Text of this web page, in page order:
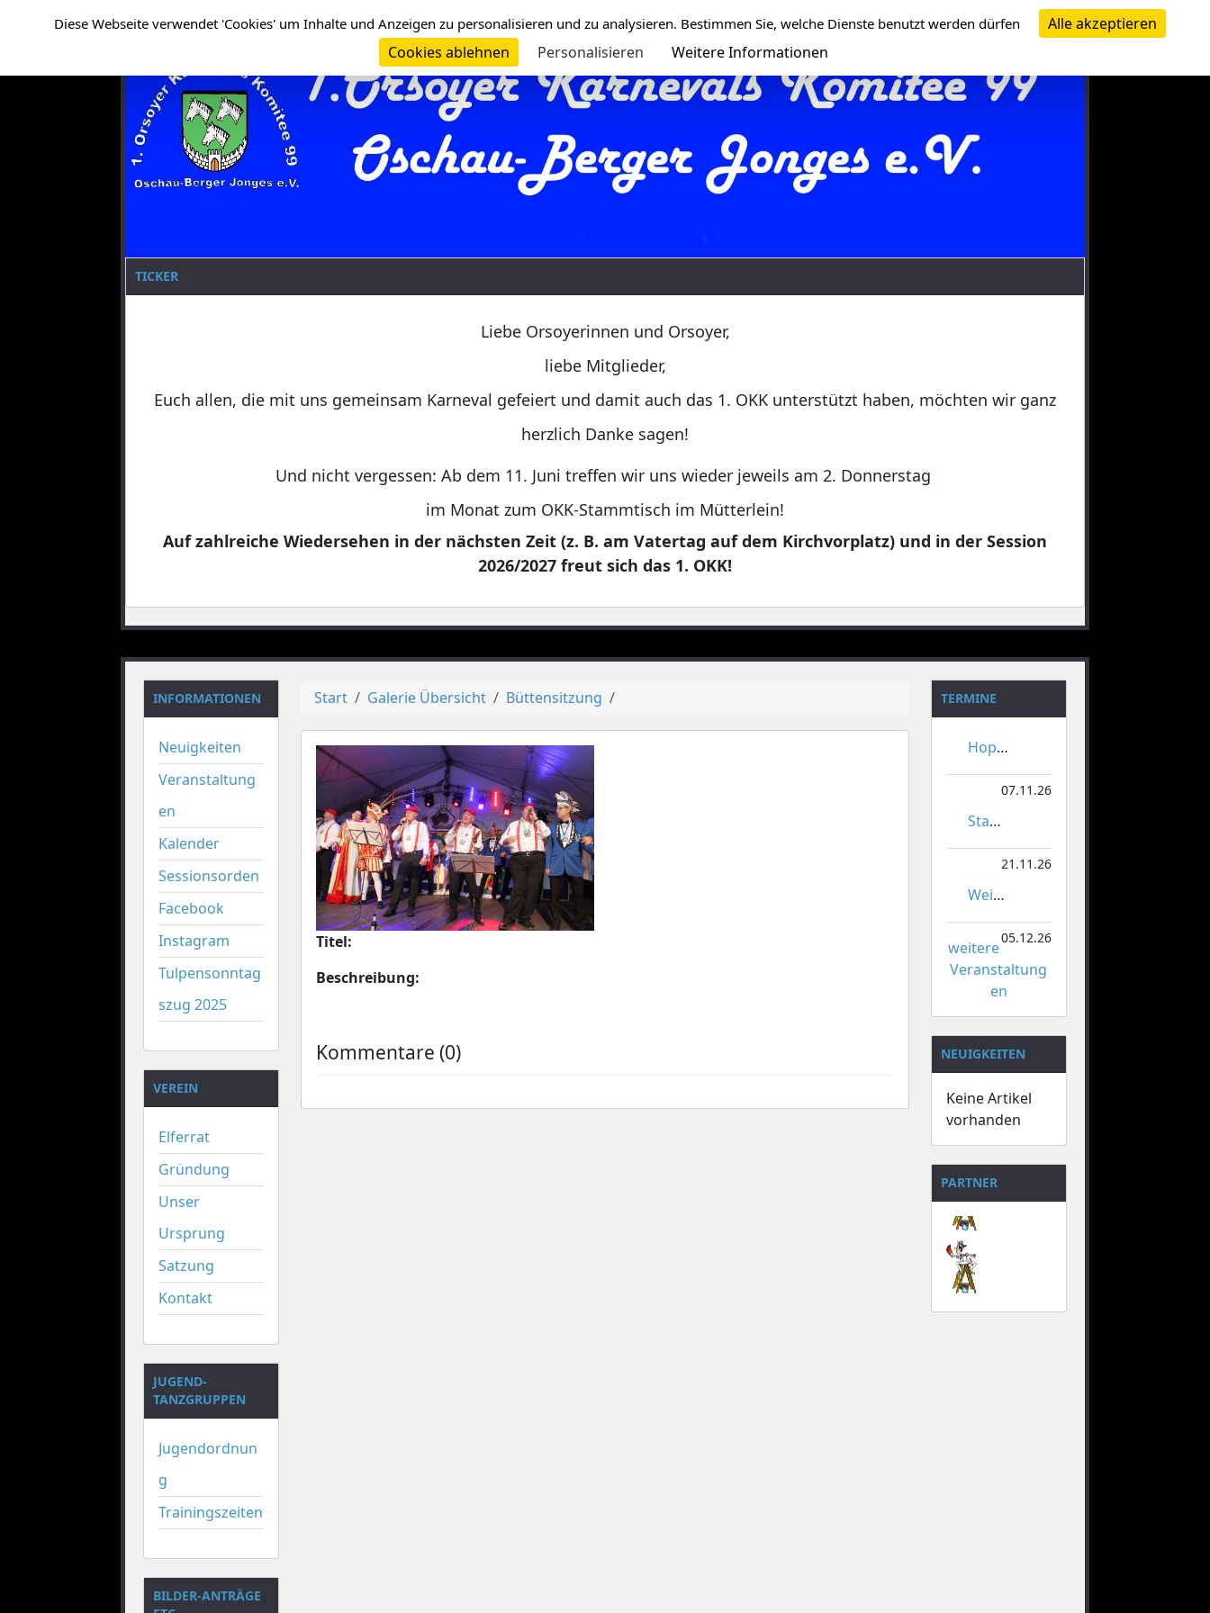
TICKER
Liebe Orsoyerinnen und Orsoyer,
liebe Mitglieder,
Euch allen, die mit uns gemeinsam Karneval gefeiert und damit auch das 1. OKK unterstützt haben, möchten wir ganz
herzlich Danke sagen!
Und nicht vergessen: Ab dem 11. Juni treffen wir uns wieder jeweils am 2. Donnerstag
im Monat zum OKK-Stammtisch im Mütterlein!
Auf zahlreiche Wiedersehen in der nächsten Zeit (z. B. am Vatertag auf dem Kirchvorplatz) und in der Session
2026/2027 freut sich das 1. OKK!
INFORMATIONEN
Neuigkeiten
Veranstaltung
en
Kalender
Sessionsorden
Facebook
Instagram
Tulpensonntag
szug 2025
VEREIN
Elferrat
Gründung
Unser
Ursprung
Satzung
Kontakt
JUGEND-
TANZGRUPPEN
Jugendordnun
g
Trainingszeiten
BILDER-ANTRÄGE
Start Galerie Übersicht Büttensitzung
Titel:
Beschreibung:
Kommentare (0)
TERMINE
Hoppeditzerwachen
07.11.26
Stadtmeisterschaften im Gardetanz
21.11.26
Weihnachtsmarkt Orsoy
05.12.26
weitere
Veranstaltung
en
NEUIGKEITEN
Keine Artikel
vorhanden
PARTNER
Diese Webseite verwendet 'Cookies' um Inhalte und Anzeigen zu personalisieren und zu analysieren. Bestimmen Sie, welche Dienste benutzt werden dürfen
Alle akzeptieren
Cookies ablehnen
Personalisieren Weitere Informationen